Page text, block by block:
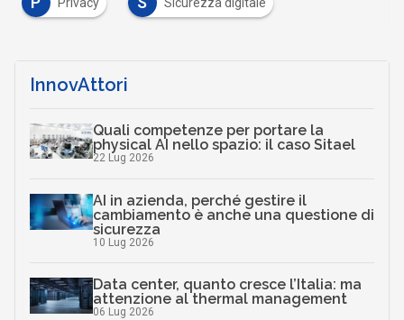
InnovAttori
Quali competenze per portare la
physical AI nello spazio: il caso Sitael
22 Lug 2026
AI in azienda, perché gestire il
cambiamento è anche una questione di
sicurezza
10 Lug 2026
Data center, quanto cresce l’Italia: ma
attenzione al thermal management
06 Lug 2026